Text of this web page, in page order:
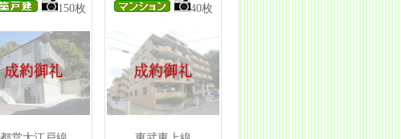
150枚
40枚